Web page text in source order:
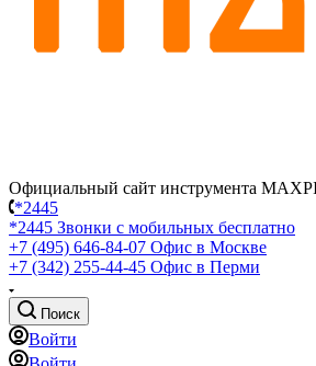
Официальный сайт инструмента
*2445
*2445 Звонки с мобильных бесплатно
+7 (495) 646-84-07 Офис в Москве
+7 (342) 255-44-45 Офис в Перми
Поиск
Войти